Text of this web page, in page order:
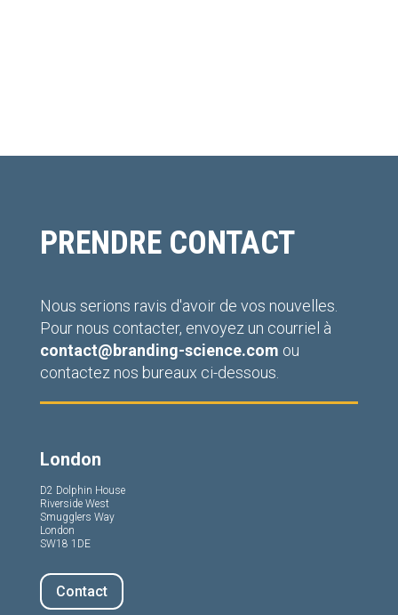
PRENDRE CONTACT
Nous serions ravis d'avoir de vos nouvelles.
Pour nous contacter, envoyez un courriel à
contact@branding-science.com ou
contactez nos bureaux ci-dessous.
London
D2 Dolphin House
Riverside West
Smugglers Way
London
SW18 1DE
Contact